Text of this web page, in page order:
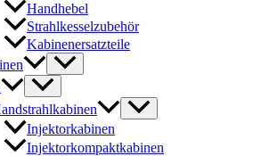
Handhebel
Strahlkesselzubehör
Kabinenersatzteile
Injektorkabinen
Injektorkompaktkabinen